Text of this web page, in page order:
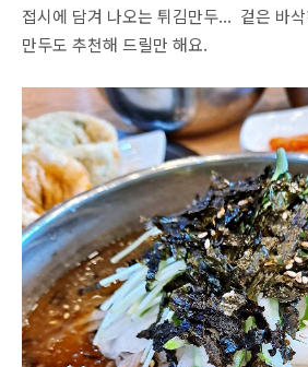
접시에 담겨 나오는 튀김만두... 겉은 바
만두도 추천해 드릴만 해요.